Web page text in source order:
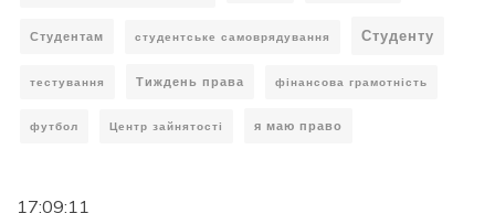
Студентам студентське самоврядування Студенту
тестування Тиждень права фінансова грамотність
футбол Центр зайнятості я маю право
17:09:12